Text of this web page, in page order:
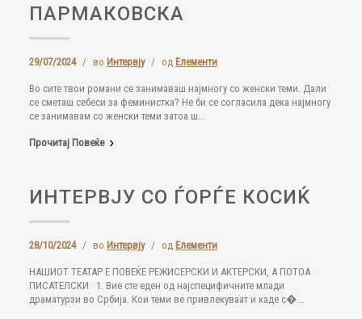
ПАРМАКОВСКА
29/07/2024 / во Интервју / од Елементи
Во сите твои романи се занимаваш најмногу со женски теми. Дали
се сметаш себеси за феминистка? Не би се согласила дека најмногу
се занимавам со женски теми затоа ш...
Прочитај Повеќе
ИНТЕРВЈУ СО ЃОРЃЕ КОСИЌ
28/10/2024 / во Интервју / од Елементи
НАШИОТ ТЕАТАР Е ПОВЕЌЕ РЕЖИСЕРСКИ И АКТЕРСКИ, А ПОТОА
ПИСАТЕЛСКИ 1. Вие сте еден од најспецифичните млади
драматурзи во Србија. Кои теми ве привлекуваат и каде с�...